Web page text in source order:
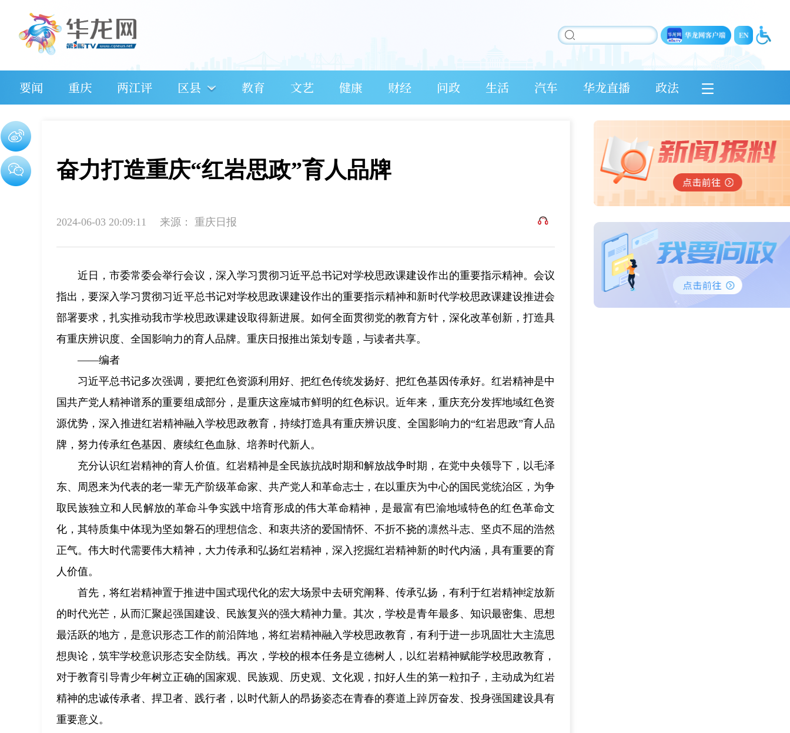
要闻 重庆 两江评 区县 教育 文艺 健康 财经 问政 生活 汽车 华龙直播 政法
奋力打造重庆“红岩思政”育人品牌
2024-06-03 20:09:11 来源： 重庆日报
近日，市委常委会举行会议，深入学习贯彻习近平总书记对学校思政课建设作出的重要指示精神。会议
指出，要深入学习贯彻习近平总书记对学校思政课建设作出的重要指示精神和新时代学校思政课建设推进会
部署要求，扎实推动我市学校思政课建设取得新进展。如何全面贯彻党的教育方针，深化改革创新，打造具
有重庆辨识度、全国影响力的育人品牌。重庆日报推出策划专题，与读者共享。
——编者
习近平总书记多次强调，要把红色资源利用好、把红色传统发扬好、把红色基因传承好。红岩精神是中
国共产党人精神谱系的重要组成部分，是重庆这座城市鲜明的红色标识。近年来，重庆充分发挥地域红色资
源优势，深入推进红岩精神融入学校思政教育，持续打造具有重庆辨识度、全国影响力的“红岩思政”育人品
牌，努力传承红色基因、赓续红色血脉、培养时代新人。
充分认识红岩精神的育人价值。红岩精神是全民族抗战时期和解放战争时期，在党中央领导下，以毛泽
东、周恩来为代表的老一辈无产阶级革命家、共产党人和革命志士，在以重庆为中心的国民党统治区，为争
取民族独立和人民解放的革命斗争实践中培育形成的伟大革命精神，是最富有巴渝地域特色的红色革命文
化，其特质集中体现为坚如磐石的理想信念、和衷共济的爱国情怀、不折不挠的凛然斗志、坚贞不屈的浩然
正气。伟大时代需要伟大精神，大力传承和弘扬红岩精神，深入挖掘红岩精神新的时代内涵，具有重要的育
人价值。
首先，将红岩精神置于推进中国式现代化的宏大场景中去研究阐释、传承弘扬，有利于红岩精神绽放新
的时代光芒，从而汇聚起强国建设、民族复兴的强大精神力量。其次，学校是青年最多、知识最密集、思想
最活跃的地方，是意识形态工作的前沿阵地，将红岩精神融入学校思政教育，有利于进一步巩固壮大主流思
想舆论，筑牢学校意识形态安全防线。再次，学校的根本任务是立德树人，以红岩精神赋能学校思政教育，
对于教育引导青少年树立正确的国家观、民族观、历史观、文化观，扣好人生的第一粒扣子，主动成为红岩
精神的忠诚传承者、捍卫者、践行者，以时代新人的昂扬姿态在青春的赛道上踔厉奋发、投身强国建设具有
重要意义。